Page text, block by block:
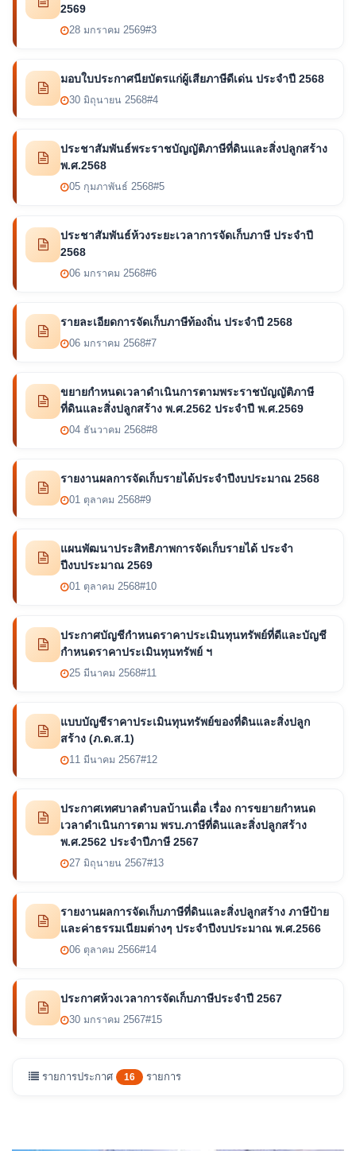
2569
28 มกราคม 2569#3
มอบใบประกาศนียบัตรแก่ผู้เสียภาษีดีเด่น ประจำปี 2568
30 มิถุนายน 2568#4
ประชาสัมพันธ์พระราชบัญญัติภาษีที่ดินและสิ่งปลูกสร้าง
พ.ศ.2568
05 กุมภาพันธ์ 2568#5
ประชาสัมพันธ์ห้วงระยะเวลาการจัดเก็บภาษี ประจำปี
2568
06 มกราคม 2568#6
รายละเอียดการจัดเก็บภาษีท้องถิ่น ประจำปี 2568
06 มกราคม 2568#7
ขยายกำหนดเวลาดำเนินการตามพระราชบัญญัติภาษี
ที่ดินและสิ่งปลูกสร้าง พ.ศ.2562 ประจำปี พ.ศ.2569
04 ธันวาคม 2568#8
รายงานผลการจัดเก็บรายได้ประจำปีงบประมาณ 2568
01 ตุลาคม 2568#9
แผนพัฒนาประสิทธิภาพการจัดเก็บรายได้ ประจำ
ปีงบประมาณ 2569
01 ตุลาคม 2568#10
ประกาศบัญชีกำหนดราคาประเมินทุนทรัพย์ที่ดีและบัญชี
กำหนดราคาประเมินทุนทรัพย์ ฯ
25 มีนาคม 2568#11
แบบบัญชีราคาประเมินทุนทรัพย์ของที่ดินและสิ่งปลูก
สร้าง (ภ.ด.ส.1)
11 มีนาคม 2567#12
ประกาศเทศบาลตำบลบ้านเดื่อ เรื่อง การขยายกำหนด
เวลาดำเนินการตาม พรบ.ภาษีที่ดินและสิ่งปลูกสร้าง
พ.ศ.2562 ประจำปีภาษี 2567
27 มิถุนายน 2567#13
รายงานผลการจัดเก็บภาษีที่ดินและสิ่งปลูกสร้าง ภาษีป้าย
และค่าธรรมเนียมต่างๆ ประจำปีงบประมาณ พ.ศ.2566
06 ตุลาคม 2566#14
ประกาศห้วงเวลาการจัดเก็บภาษีประจำปี 2567
30 มกราคม 2567#15
รายการประกาศ 16 รายการ